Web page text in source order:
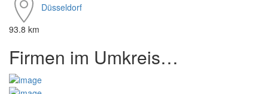
Düsseldorf
93.8 km
Firmen im Umkreis…